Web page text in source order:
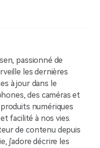
passionné de
les dernières
à jour dans le
des caméras et
numériques
facilité à nos vies.
de contenu depuis
j'adore décrire les